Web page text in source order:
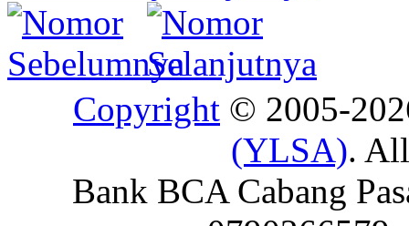
Copyright © 2005-
(YLSA).
Bank BCA Cabang